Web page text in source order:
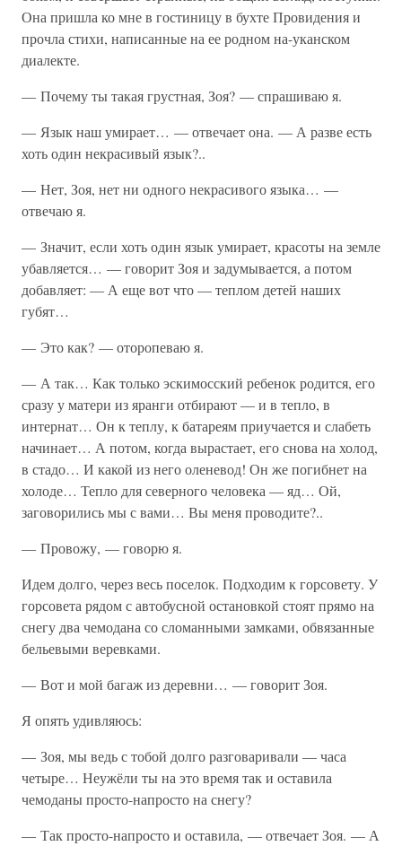
Она пришла ко мне в гостиницу в бухте Провидения и
прочла стихи, написанные на ее родном на-уканском
диалекте.
— Почему ты такая грустная, Зоя? — спрашиваю я.
— Язык наш умирает… — отвечает она. — А разве есть
хоть один некрасивый язык?..
— Нет, Зоя, нет ни одного некрасивого языка… —
отвечаю я.
— Значит, если хоть один язык умирает, красоты на земле
убавляется… — говорит Зоя и задумывается, а потом
добавляет: — А еще вот что — теплом детей наших
губят…
— Это как? — оторопеваю я.
— А так… Как только эскимосский ребенок родится, его
сразу у матери из яранги отбирают — и в тепло, в
интернат… Он к теплу, к батареям приучается и слабеть
начинает… А потом, когда вырастает, его снова на холод,
в стадо… И какой из него оленевод! Он же погибнет на
холоде… Тепло для северного человека — яд… Ой,
заговорились мы с вами… Вы меня проводите?..
— Провожу, — говорю я.
Идем долго, через весь поселок. Подходим к горсовету. У
горсовета рядом с автобусной остановкой стоят прямо на
снегу два чемодана со сломанными замками, обвязанные
бельевыми веревками.
— Вот и мой багаж из деревни… — говорит Зоя.
Я опять удивляюсь:
— Зоя, мы ведь с тобой долго разговаривали — часа
четыре… Неужёли ты на это время так и оставила
чемоданы просто-напросто на снегу?
— Так просто-напросто и оставила, — отвечает Зоя. — А